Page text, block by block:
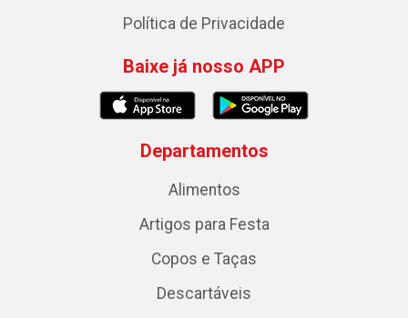
Política de Privacidade
Baixe já nosso APP
Departamentos
Alimentos
Artigos para Festa
Copos e Taças
Descartáveis